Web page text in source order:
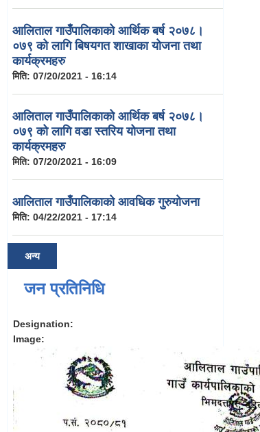
आलिताल गाउँपालिकाको आर्थिक बर्ष २०७८।
०७९ को लागि बिषयगत शाखाका योजना तथा
कार्यक्रमहरु
मिति: 07/20/2021 - 16:14
आलिताल गाउँपालिकाको आर्थिक बर्ष २०७८।
०७९ को लागि वडा स्तरिय योजना तथा
कार्यक्रमहरु
मिति: 07/20/2021 - 16:09
आलिताल गाउँपालिकाको आवधिक गुरुयोजना
मिति: 04/22/2021 - 17:14
अन्य
जन प्रतिनिधि
Designation:
Image: